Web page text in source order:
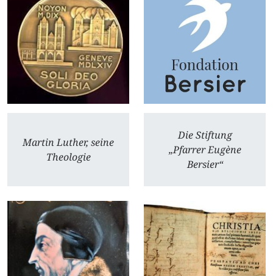
Martin Luther, seine
Theologie
Die Stiftung
„Pfarrer Eugène
Bersier“